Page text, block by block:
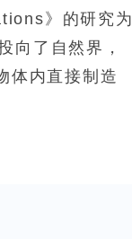
》的研究为
向了自然界，
体内直接制造